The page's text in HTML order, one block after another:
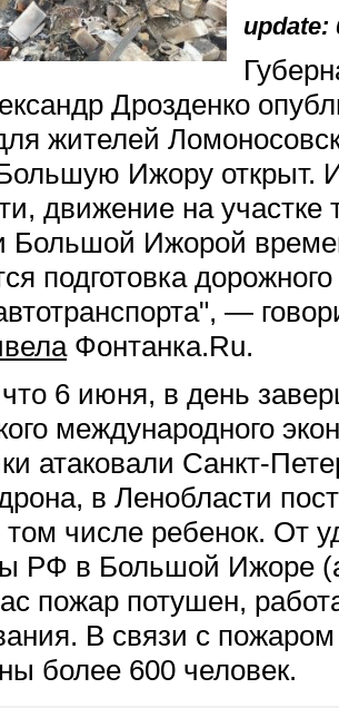
update:
Дрозденко
жителей
Ижору открыт.
движение на
Большой Ижорой
подготовка
—
Фонтанка.Ru.
6 июня, в день
международного
атаковали Санкт-
в Ленобласти
числе ребенок. От
РФ в Большой Ижоре
пожар потушен,
В связи с
более 600 человек.